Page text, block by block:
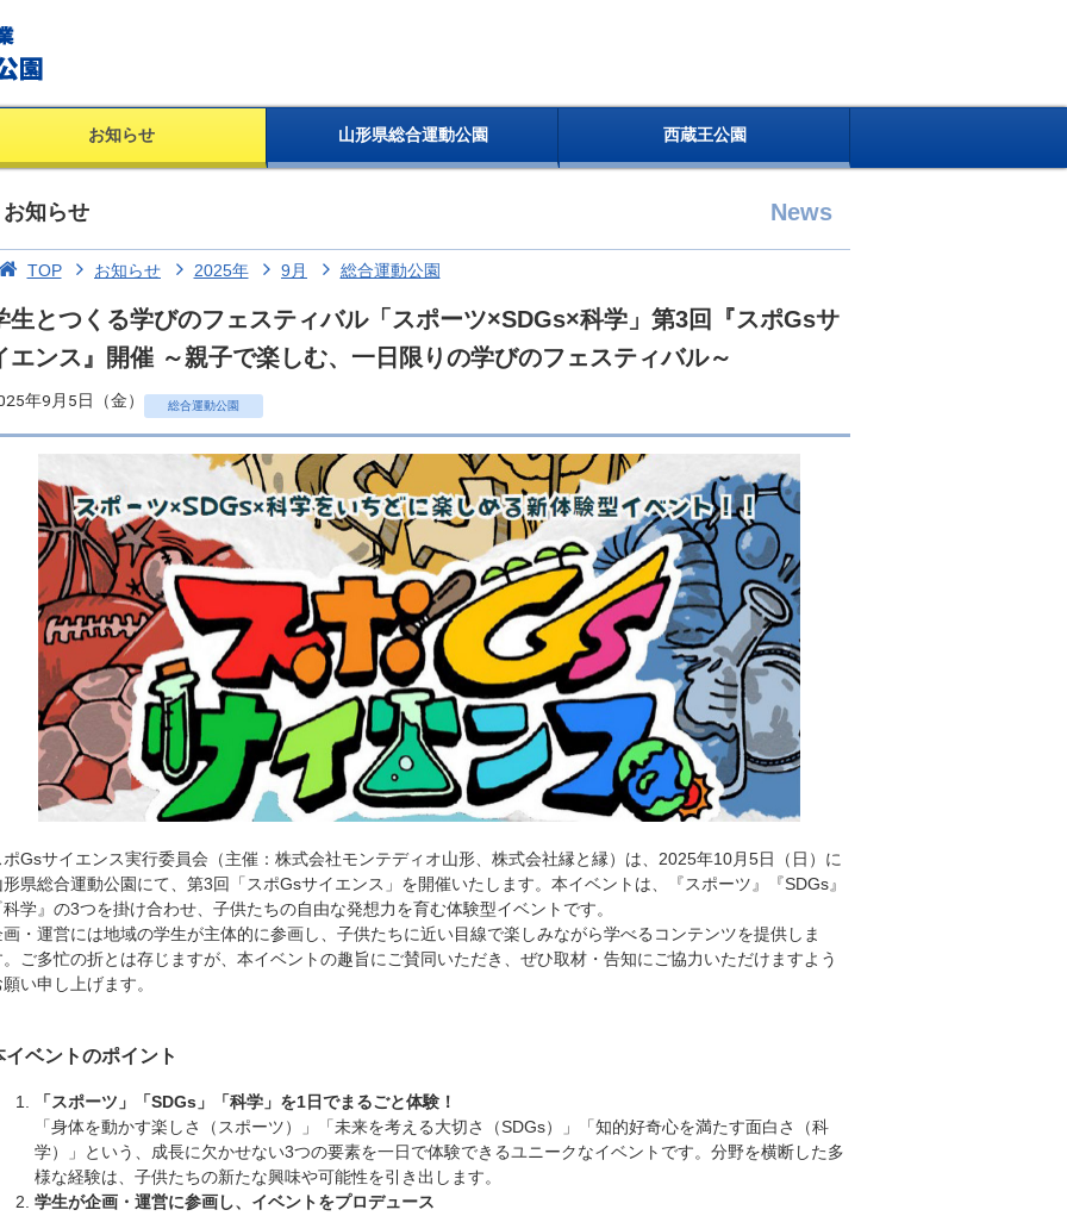
お知らせ 山形県総合運動公園 西蔵王公園
お知らせ News
TOP お知らせ 2025年 9月 総合運動公園
生とつくる学びのフェスティバル「スポーツ×SDGs×科学」第3回『スポGsサ
エンス』開催 ～親子で楽しむ、一日限りの学びのフェスティバル～
年9月5日（金） 総合運動公園
ポGsサイエンス実行委員会（主催：株式会社モンテディオ山形、株式会社縁と縁）は、2025年10月5日（日）に
形県総合運動公園にて、第3回「スポGsサイエンス」を開催いたします。本イベントは、『スポーツ』『SDGs』
科学』の3つを掛け合わせ、子供たちの自由な発想力を育む体験型イベントです。
画・運営には地域の学生が主体的に参画し、子供たちに近い目線で楽しみながら学べるコンテンツを提供しま
。ご多忙の折とは存じますが、本イベントの趣旨にご賛同いただき、ぜひ取材・告知にご協力いただけますよう
い申し上げます。
イベントのポイント
「スポーツ」「SDGs」「科学」を1日でまるごと体験！
「身体を動かす楽しさ（スポーツ）」「未来を考える大切さ（SDGs）」「知的好奇心を満たす面白さ（科
学）」という、成長に欠かせない3つの要素を一日で体験できるユニークなイベントです。分野を横断した多
様な経験は、子供たちの新たな興味や可能性を引き出します。
学生が企画・運営に参画し、イベントをプロデュース